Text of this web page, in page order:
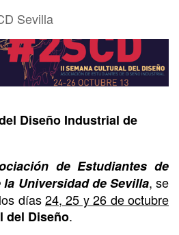
Sevilla
Diseño Industrial de
de Estudiantes de
Universidad de Sevilla, se
días24, 25 y 26 de octubre
del Diseño.